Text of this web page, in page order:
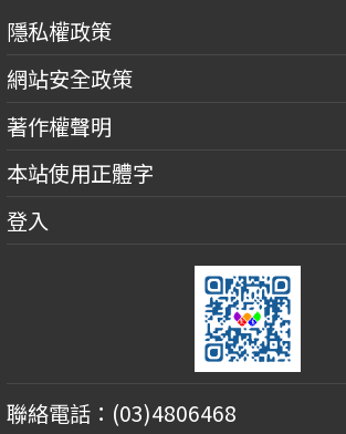
隱私權政策
網站安全政策
著作權聲明
本站使用正體字
登入
聯絡電話：(03)4806468